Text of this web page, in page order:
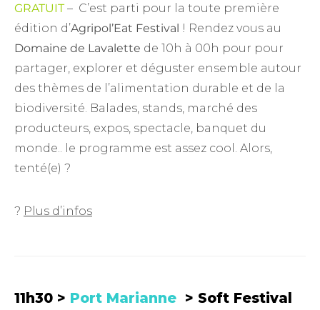
GRATUIT – C’est parti pour la toute première
édition d’Agripol’Eat Festival ! Rendez vous au
Domaine de Lavalette de 10h à 00h pour pour
partager, explorer et déguster ensemble autour
des thèmes de l’alimentation durable et de la
biodiversité. Balades, stands, marché des
producteurs, expos, spectacle, banquet du
monde.. le programme est assez cool. Alors,
tenté(e) ?
? Plus d’infos
11h30 > Port Marianne > Soft Festival